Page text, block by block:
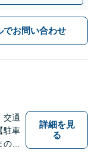
でお問い合わせ
交通
駐車
気
詳細を見
る